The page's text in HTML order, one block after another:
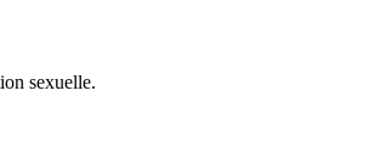
sexuelle.